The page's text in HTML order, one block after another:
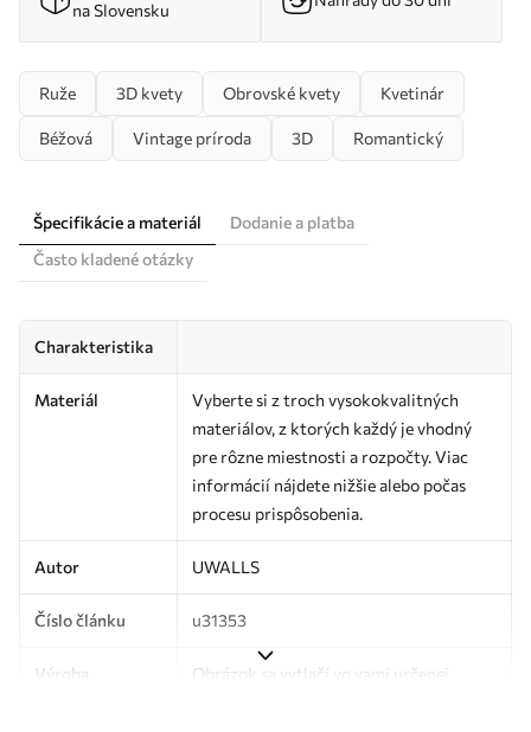
na Slovensku
Ruže 3D kvety Obrovské kvety Kvetinár
Béžová Vintage príroda 3D Romantický
Špecifikácie a materiál
Dodanie a platba
Často kladené otázky
Charakteristika
Materiál
Vyberte si z troch vysokokvalitných
materiálov, z ktorých každý je vhodný
pre rôzne miestnosti a rozpočty. Viac
informácií nájdete nižšie alebo počas
procesu prispôsobenia.
Autor UWALLS
Číslo článku u31353
Výroba
Obrázok sa vytlačí vo vami určenej